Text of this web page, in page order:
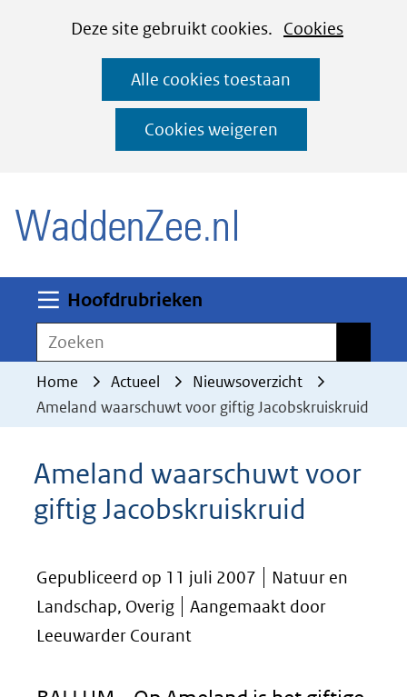
CookiesDeze site gebruikt cookies. Cookies
deze
worden
toegestaan
geweigerd.
Alle cookies toestaan
Cookies weigeren
Ga
naar
de
inhoud
Hoofdrubrieken
Zoeken
Home Actueel
Nieuwsoverzicht
Ameland waarschuwt voor giftig Jacobskruiskruid
Ameland waarschuwt voor
giftig Jacobskruiskruid
Gepubliceerd op 11 juli 2007
Natuur en
Landschap, Overig
Aangemaakt door
Leeuwarder Courant